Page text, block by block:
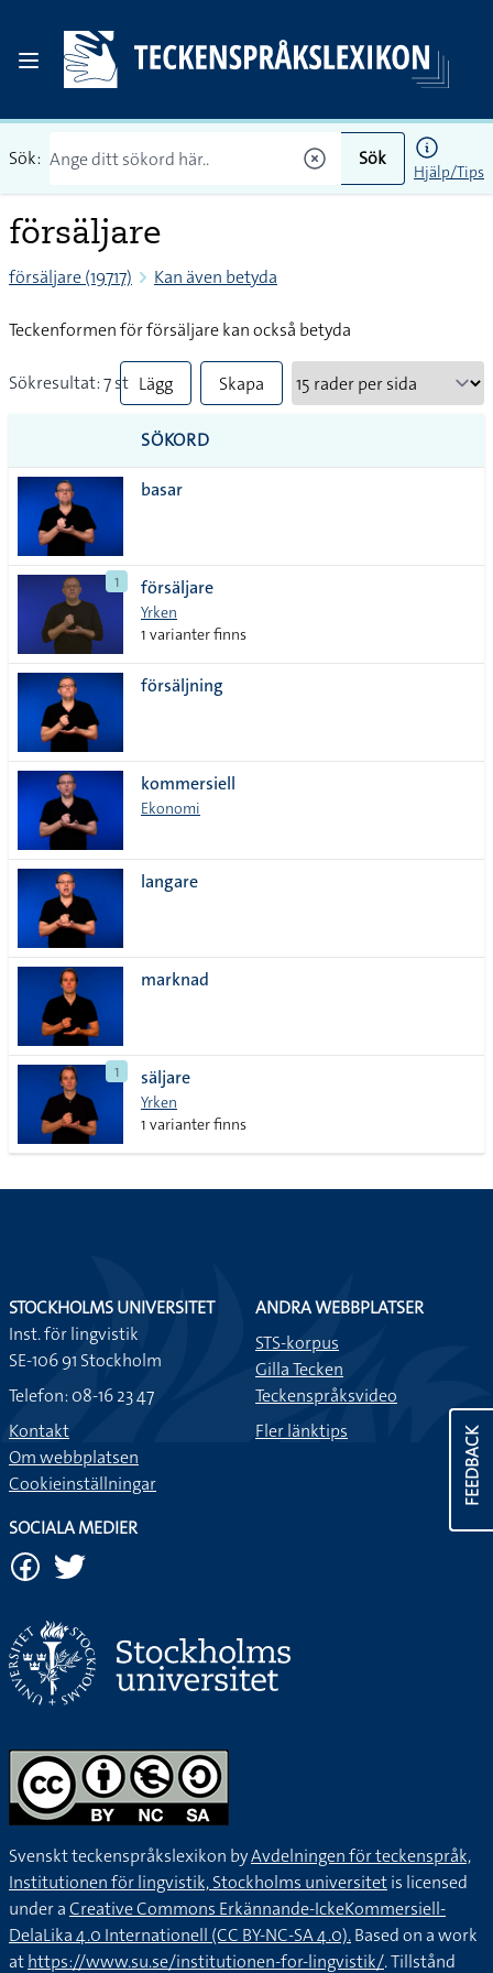
Sök: Sök
Hjälp/Tips
försäljare
försäljare (19717) Kan även betyda
Teckenformen för försäljare kan också betyda
Sökresultat: 7 st Lägg
till
alla i
Skapa
SÖKORD
basar
1 försäljare
Yrken
1 varianter finns
försäljning
kommersiell
Ekonomi
langare
marknad
1 säljare
Yrken
1 varianter finns
FEEDBACK
STOCKHOLMS UNIVERSITET
Inst. för lingvistik
SE-106 91 Stockholm
Telefon: 08-16 23 47
Kontakt
Om webbplatsen
Cookieinställningar
ANDRA WEBBPLATSER
STS-korpus
Gilla Tecken
Teckenspråksvideo
Fler länktips
SOCIALA MEDIER
Svenskt teckenspråkslexikon byAvdelningen för teckenspråk,
Institutionen för lingvistik, Stockholms universitetis licensed
under aCreative Commons Erkännande-IckeKommersiell-
DelaLika 4.0 Internationell (CC BY-NC-SA 4.0).Based on a work
athttps://www.su.se/institutionen-for-lingvistik/. Tillstånd